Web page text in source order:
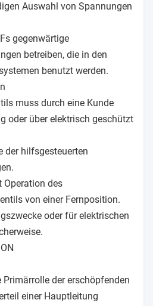
Auswahl von Spannungen
gegenwärtige
betreiben, die in den
benutzt werden.
muss durch eine Kunde
oder über elektrisch geschützt
der hilfsgesteuerten
Operation des
von einer Fernposition.
oder für elektrischen
Primärrolle der erschöpfenden
einer Hauptleitung